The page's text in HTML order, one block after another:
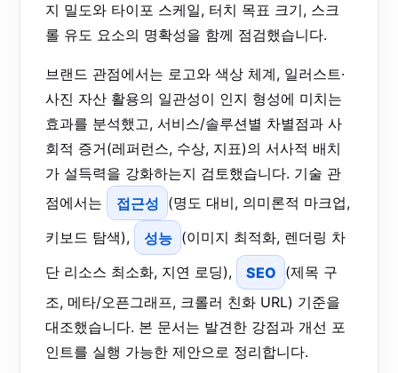
지 밀도와 타이포 스케일, 터치 목표 크기, 스크
롤 유도 요소의 명확성을 함께 점검했습니다.
브랜드 관점에서는 로고와 색상 체계, 일러스트·
사진 자산 활용의 일관성이 인지 형성에 미치는
효과를 분석했고, 서비스/솔루션별 차별점과 사
회적 증거(레퍼런스, 수상, 지표)의 서사적 배치
가 설득력을 강화하는지 검토했습니다. 기술 관
점에서는
접근성 (명도 대비, 의미론적 마크업,
키보드 탐색),
성능 (이미지 최적화, 렌더링 차
단 리소스 최소화, 지연 로딩),
SEO (제목 구
조, 메타/오픈그래프, 크롤러 친화 URL) 기준을
대조했습니다. 본 문서는 발견한 강점과 개선 포
인트를 실행 가능한 제안으로 정리합니다.